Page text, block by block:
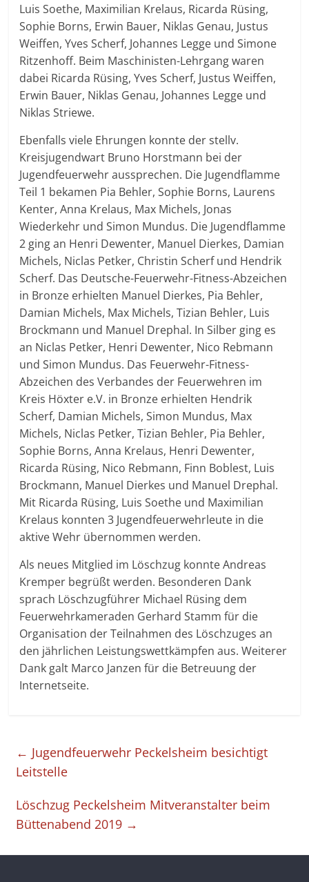
Luis Soethe, Maximilian Krelaus, Ricarda Rüsing,
Sophie Borns, Erwin Bauer, Niklas Genau, Justus
Weiffen, Yves Scherf, Johannes Legge und Simone
Ritzenhoff. Beim Maschinisten-Lehrgang waren
dabei Ricarda Rüsing, Yves Scherf, Justus Weiffen,
Erwin Bauer, Niklas Genau, Johannes Legge und
Niklas Striewe.
Ebenfalls viele Ehrungen konnte der stellv.
Kreisjugendwart Bruno Horstmann bei der
Jugendfeuerwehr aussprechen. Die Jugendflamme
Teil 1 bekamen Pia Behler, Sophie Borns, Laurens
Kenter, Anna Krelaus, Max Michels, Jonas
Wiederkehr und Simon Mundus. Die Jugendflamme
2 ging an Henri Dewenter, Manuel Dierkes, Damian
Michels, Niclas Petker, Christin Scherf und Hendrik
Scherf. Das Deutsche-Feuerwehr-Fitness-Abzeichen
in Bronze erhielten Manuel Dierkes, Pia Behler,
Damian Michels, Max Michels, Tizian Behler, Luis
Brockmann und Manuel Drephal. In Silber ging es
an Niclas Petker, Henri Dewenter, Nico Rebmann
und Simon Mundus. Das Feuerwehr-Fitness-
Abzeichen des Verbandes der Feuerwehren im
Kreis Höxter e.V. in Bronze erhielten Hendrik
Scherf, Damian Michels, Simon Mundus, Max
Michels, Niclas Petker, Tizian Behler, Pia Behler,
Sophie Borns, Anna Krelaus, Henri Dewenter,
Ricarda Rüsing, Nico Rebmann, Finn Boblest, Luis
Brockmann, Manuel Dierkes und Manuel Drephal.
Mit Ricarda Rüsing, Luis Soethe und Maximilian
Krelaus konnten 3 Jugendfeuerwehrleute in die
aktive Wehr übernommen werden.
Als neues Mitglied im Löschzug konnte Andreas
Kremper begrüßt werden. Besonderen Dank
sprach Löschzugführer Michael Rüsing dem
Feuerwehrkameraden Gerhard Stamm für die
Organisation der Teilnahmen des Löschzuges an
den jährlichen Leistungswettkämpfen aus. Weiterer
Dank galt Marco Janzen für die Betreuung der
Internetseite.
← Jugendfeuerwehr Peckelsheim besichtigt
Leitstelle
Löschzug Peckelsheim Mitveranstalter beim
Büttenabend 2019 →